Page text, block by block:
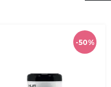
-50%